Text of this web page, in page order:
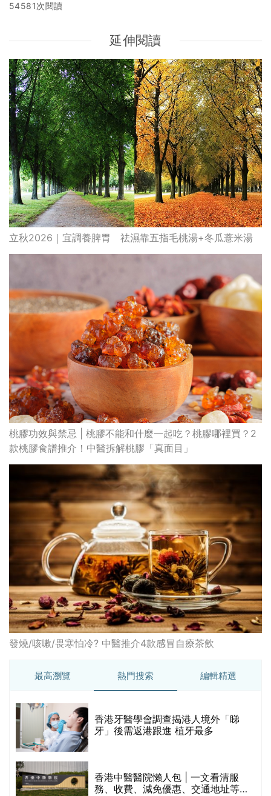
54581次閱讀
延伸閱讀
立秋2026｜宜調養脾胃 祛濕靠五指毛桃湯+冬瓜薏米湯
桃膠功效與禁忌 | 桃膠不能和什麼一起吃？桃膠哪裡買？2
款桃膠食譜推介！中醫拆解桃膠「真面目」
發燒/咳嗽/畏寒怕冷? 中醫推介4款感冒自療茶飲
最高瀏覽 熱門搜索 編輯精選
香港牙醫學會調查揭港人境外「睇
牙」後需返港跟進 植牙最多
香港中醫醫院懶人包 | 一文看清服
務、收費、減免優惠、交通地址等